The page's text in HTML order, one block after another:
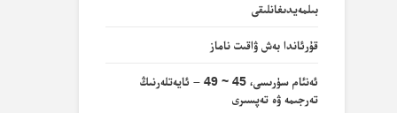
بىلمەيدىغانلىقى
قۇرئاندا بەش ۋاقىت ناماز
ئەنئام سۈرىسى، 45 ~ 49 – ئايەتلەرنىڭ
تەرجىمە ۋە تەپسىرى